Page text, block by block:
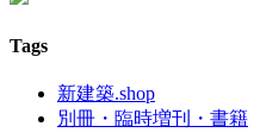
Tags
新建築.shop
別冊・臨時増刊・書籍